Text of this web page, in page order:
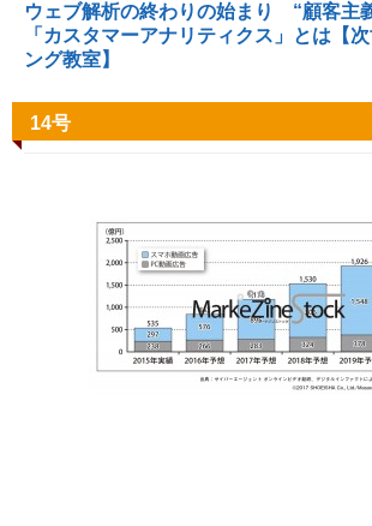
ウェブ解析の終わりの始まり “顧客主
「カスタマーアナリティクス」とは【
ング教室】
14号